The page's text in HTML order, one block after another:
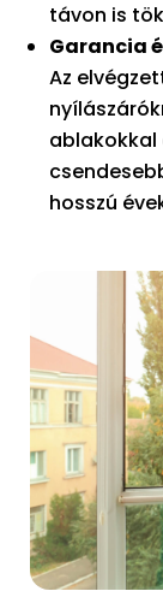
távon is
Garancia
Az
hosszú